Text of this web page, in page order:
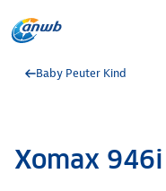
Baby Peuter Kind
Xomax 946i